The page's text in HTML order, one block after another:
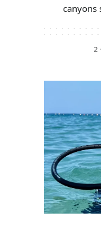
canyons
2